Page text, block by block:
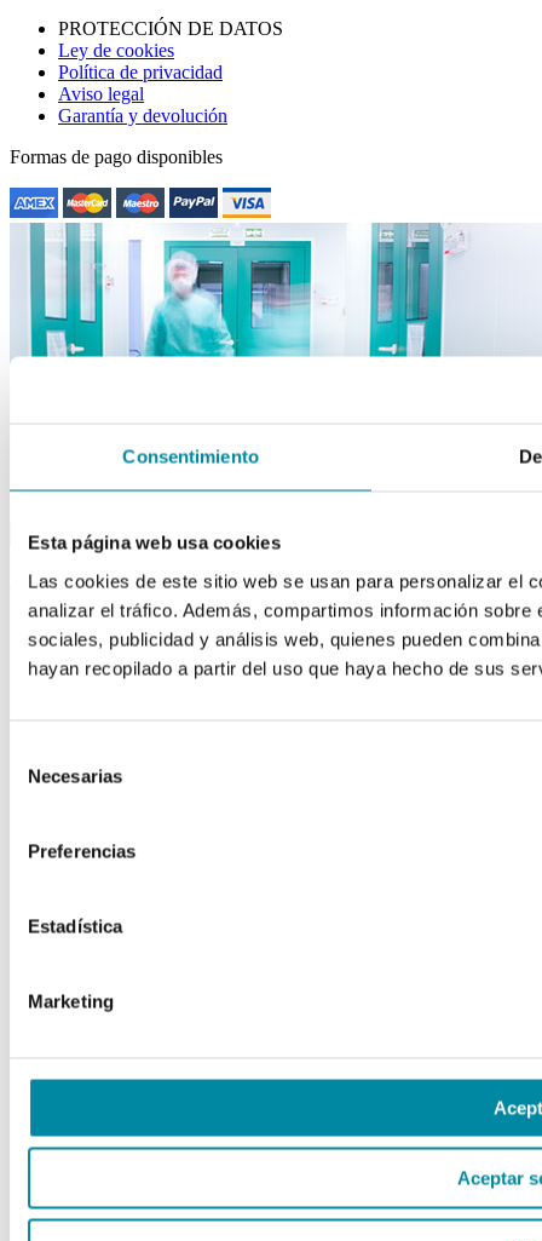
Consentimiento
Esta página web usa cookies
Las cookies de este sitio web se usan para personalizar el
analizar el tráfico. Además, compartimos información
sociales, publicidad y análisis web, quienes pueden
hayan recopilado a partir del uso que haya hecho de sus
Necesarias
Preferencias
Estadística
Marketing
Aceptar
PROTECCIÓN DE DATOS
Ley de cookies
Política de privacidad
Aviso legal
Garantía y devolución
Formas de pago disponibles
drafts
Apuntarme a la newsletter
Acepto los Términos y Condiciones
back to top